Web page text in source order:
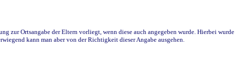
zur Ortsangabe der Eltern vorliegt, wenn diese auch angegeben wurde. Hierbei wurde
kann man aber von der Richtigkeit dieser Angabe ausgehen.